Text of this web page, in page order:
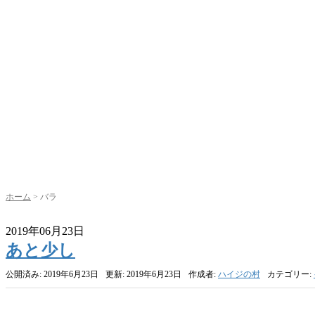
ホーム > バラ
2019年06月23日
あと少し
公開済み: 2019年6月23日 更新: 2019年6月23日 作成者: ハイジの村 カテゴリー: